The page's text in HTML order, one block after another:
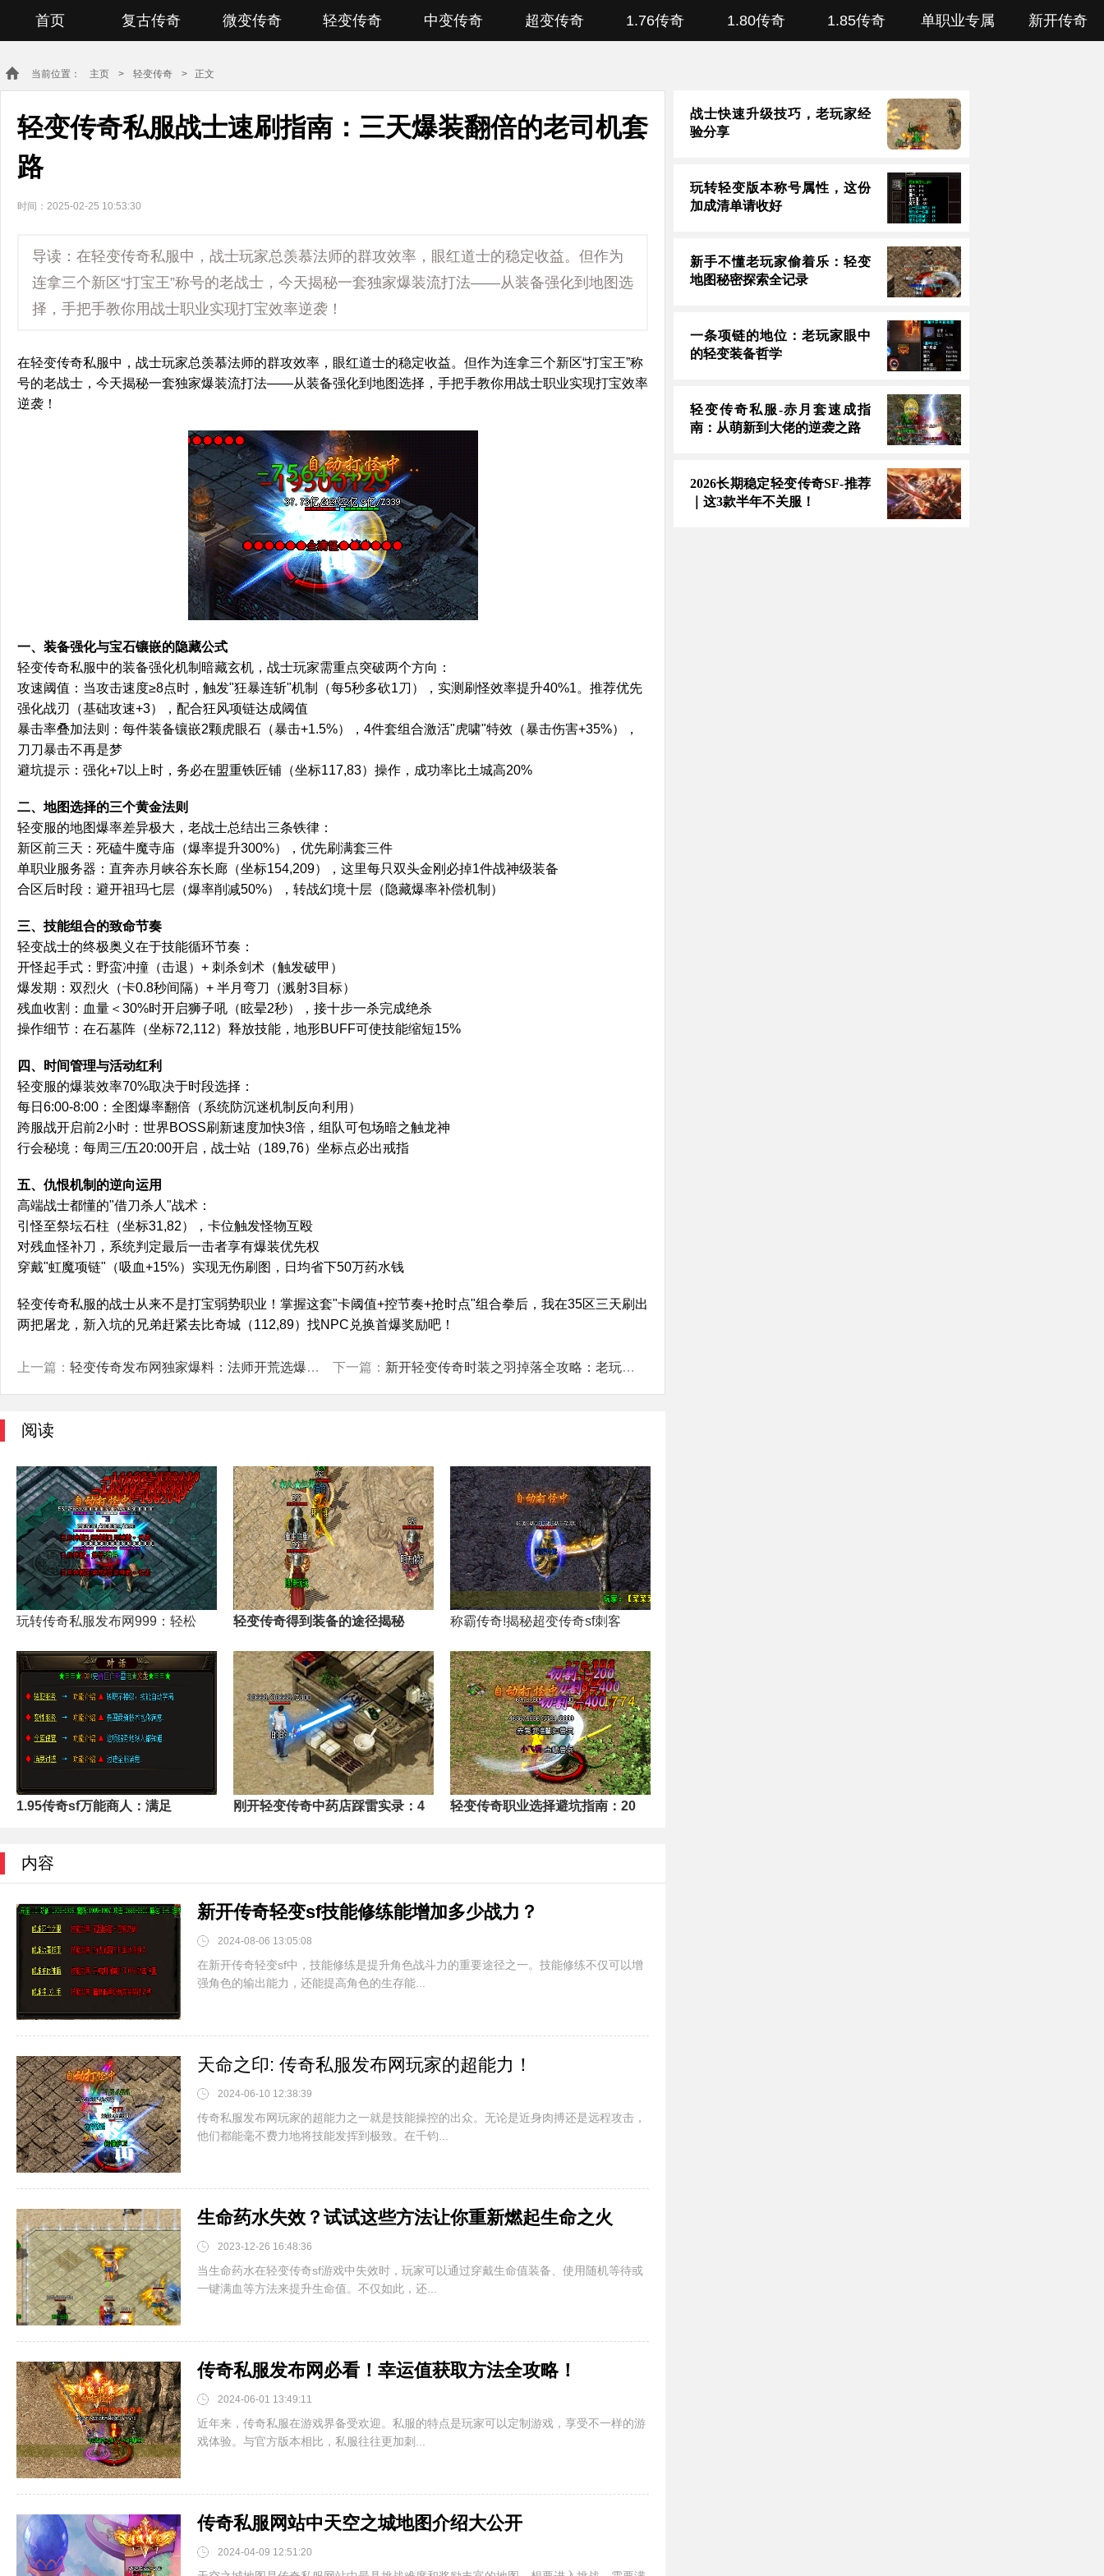
首页 复古传奇 微变传奇 轻变传奇 中变传奇 超变传奇 1.76传奇 1.80传奇 1.85传奇 单职业专属 新开传奇
当前位置： 主页 > 轻变传奇 > 正文
轻变传奇私服战士速刷指南：三天爆装翻倍的老司机套
路
时间：2025-02-25 10:53:30
导读：在轻变传奇私服中，战士玩家总羡慕法师的群攻效率，眼红道士的稳定收益。但作为
连拿三个新区“打宝王”称号的老战士，今天揭秘一套独家爆装流打法——从装备强化到地图选
择，手把手教你用战士职业实现打宝效率逆袭！
在轻变传奇私服中，战士玩家总羡慕法师的群攻效率，眼红道士的稳定收益。但作为连拿三个新区“打宝王”称
号的老战士，今天揭秘一套独家爆装流打法——从装备强化到地图选择，手把手教你用战士职业实现打宝效率
逆袭！
一、装备强化与宝石镶嵌的隐藏公式
轻变传奇私服中的装备强化机制暗藏玄机，战士玩家需重点突破两个方向：
攻速阈值：当攻击速度≥8点时，触发"狂暴连斩"机制（每5秒多砍1刀），实测刷怪效率提升40%1。推荐优先
强化战刃（基础攻速+3），配合狂风项链达成阈值
暴击率叠加法则：每件装备镶嵌2颗虎眼石（暴击+1.5%），4件套组合激活"虎啸"特效（暴击伤害+35%），
刀刀暴击不再是梦
避坑提示：强化+7以上时，务必在盟重铁匠铺（坐标117,83）操作，成功率比土城高20%
二、地图选择的三个黄金法则
轻变服的地图爆率差异极大，老战士总结出三条铁律：
新区前三天：死磕牛魔寺庙（爆率提升300%），优先刷满套三件
单职业服务器：直奔赤月峡谷东长廊（坐标154,209），这里每只双头金刚必掉1件战神级装备
合区后时段：避开祖玛七层（爆率削减50%），转战幻境十层（隐藏爆率补偿机制）
三、技能组合的致命节奏
轻变战士的终极奥义在于技能循环节奏：
开怪起手式：野蛮冲撞（击退）+ 刺杀剑术（触发破甲）
爆发期：双烈火（卡0.8秒间隔）+ 半月弯刀（溅射3目标）
残血收割：血量＜30%时开启狮子吼（眩晕2秒），接十步一杀完成绝杀
操作细节：在石墓阵（坐标72,112）释放技能，地形BUFF可使技能缩短15%
四、时间管理与活动红利
轻变服的爆装效率70%取决于时段选择：
每日6:00-8:00：全图爆率翻倍（系统防沉迷机制反向利用）
跨服战开启前2小时：世界BOSS刷新速度加快3倍，组队可包场暗之触龙神
行会秘境：每周三/五20:00开启，战士站（189,76）坐标点必出戒指
五、仇恨机制的逆向运用
高端战士都懂的"借刀杀人"战术：
引怪至祭坛石柱（坐标31,82），卡位触发怪物互殴
对残血怪补刀，系统判定最后一击者享有爆装优先权
穿戴"虹魔项链"（吸血+15%）实现无伤刷图，日均省下50万药水钱
轻变传奇私服的战士从来不是打宝弱势职业！掌握这套"卡阈值+控节奏+抢时点"组合拳后，我在35区三天刷出
两把屠龙，新入坑的兄弟赶紧去比奇城（112,89）找NPC兑换首爆奖励吧！
上一篇： 轻变传奇发布网独家爆料：法师开荒选爆裂火焰还是火墙？实测数据 下一篇： 新开轻变传奇时装之羽掉落全攻略：老玩家实测五大地图
阅读
玩转传奇私服发布网999：轻松 轻变传奇得到装备的途径揭秘 称霸传奇!揭秘超变传奇sf刺客
1.95传奇sf万能商人：满足 刚开轻变传奇中药店踩雷实录：4 轻变传奇职业选择避坑指南：20
内容
新开传奇轻变sf技能修练能增加多少战力？
2024-08-06 13:05:08
在新开传奇轻变sf​中，技能修练是提升角色战斗力的重要途径之一。技能修练不仅可以增
强角色的输出能力，还能提高角色的生存能...
天命之印: 传奇私服发布网玩家的超能力！
2024-06-10 12:38:39
传奇私服发布网玩家的超能力之一就是技能操控的出众。无论是近身肉搏还是远程攻击，
他们都能毫不费力地将技能发挥到极致。在千钧...
生命药水失效？试试这些方法让你重新燃起生命之火
2023-12-26 16:48:36
当生命药水在轻变传奇sf游戏中失效时，玩家可以通过穿戴生命值装备、使用随机等待或
一键满血等方法来提升生命值。不仅如此，还...
传奇私服发布网必看！幸运值获取方法全攻略！
2024-06-01 13:49:11
近年来，传奇私服在游戏界备受欢迎。私服的特点是玩家可以定制游戏，享受不一样的游
戏体验。与官方版本相比，私服往往更加刺...
传奇私服网站中天空之城地图介绍大公开
2024-04-09 12:51:20
战士快速升级技巧，老玩家经
验分享
玩转轻变版本称号属性，这份
加成清单请收好
新手不懂老玩家偷着乐：轻变
地图秘密探索全记录
一条项链的地位：老玩家眼中
的轻变装备哲学
轻变传奇私服-赤月套速成指
南：从萌新到大佬的逆袭之路
2026长期稳定轻变传奇SF-推荐
｜这3款半年不关服！